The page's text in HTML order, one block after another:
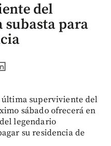
del
para
superviviente del
sábado ofrecerá en
legendario
su residencia de